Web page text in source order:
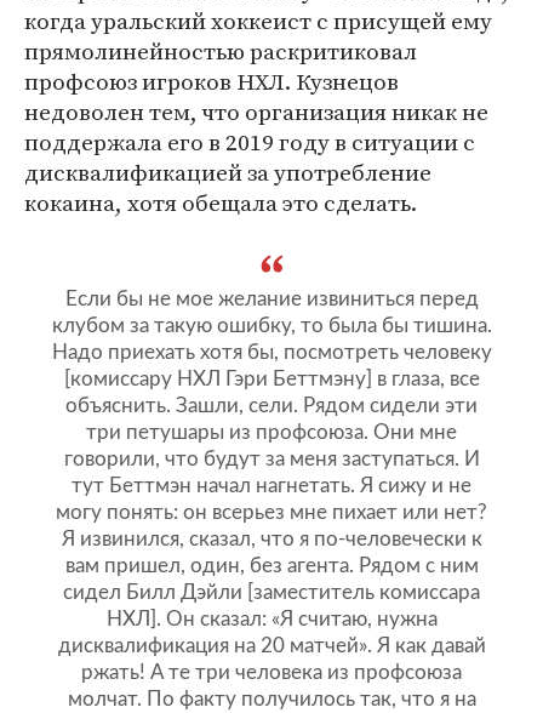
когда уральский хоккеист с присущей ему
прямолинейностью раскритиковал
профсоюз игроков НХЛ. Кузнецов
недоволен тем, что организация никак не
поддержала его в 2019 году в ситуации с
дисквалификацией за употребление
кокаина, хотя обещала это сделать.
Если бы не мое желание извиниться перед
клубом за такую ошибку, то была бы тишина.
Надо приехать хотя бы, посмотреть человеку
[комиссару НХЛ Гэри Беттмэну] в глаза, все
объяснить. Зашли, сели. Рядом сидели эти
три петушары из профсоюза. Они мне
говорили, что будут за меня заступаться. И
тут Беттмэн начал нагнетать. Я сижу и не
могу понять: он всерьез мне пихает или нет?
Я извинился, сказал, что я по-человечески к
вам пришел, один, без агента. Рядом с ним
сидел Билл Дэйли [заместитель комиссара
НХЛ]. Он сказал: «Я считаю, нужна
дисквалификация на 20 матчей». Я как давай
ржать! А те три человека из профсоюза
молчат. По факту получилось так, что я на